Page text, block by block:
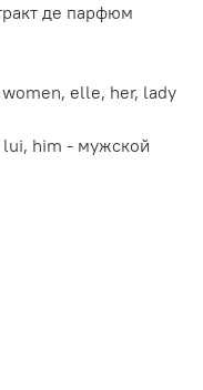
де парфюм
elle, her, lady
him - мужской